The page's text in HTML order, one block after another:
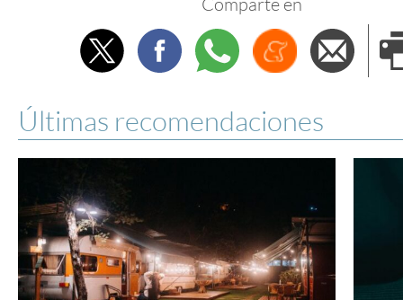
TwitterFacebookWhatsappMenéame
Últimas recomendaciones